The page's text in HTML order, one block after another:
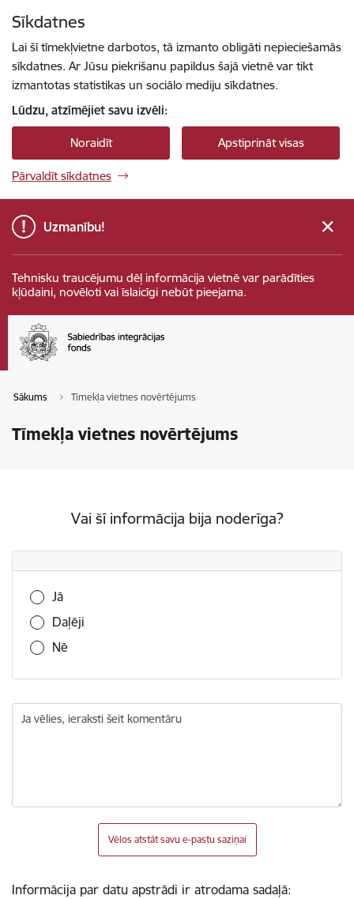
Sīkdatnes
Lai šī tīmekļvietne darbotos, tā izmanto obligāti nepieciešamās
sīkdatnes. Ar Jūsu piekrišanu papildus šajā vietnē var tikt
izmantotas statistikas un sociālo mediju sīkdatnes.
Lūdzu, atzīmējiet savu izvēli:
Noraidīt Apstiprināt visas
Pārvaldīt sīkdatnes
Uzmanību!
Tehnisku traucējumu dēļ informācija vietnē var parādīties
kļūdaini, novēloti vai īslaicīgi nebūt pieejama.
Sākums Tīmekļa vietnes novērtējums
Tīmekļa vietnes novērtējums
Vai šī informācija bija noderīga?
Vai šī informācija bija noderīga?
Jā
Daļēji
Nē
Ja vēlies, ieraksti šeit komentāru
Vēlos atstāt savu e-pastu saziņai
Informācija par datu apstrādi ir atrodama sadaļā: